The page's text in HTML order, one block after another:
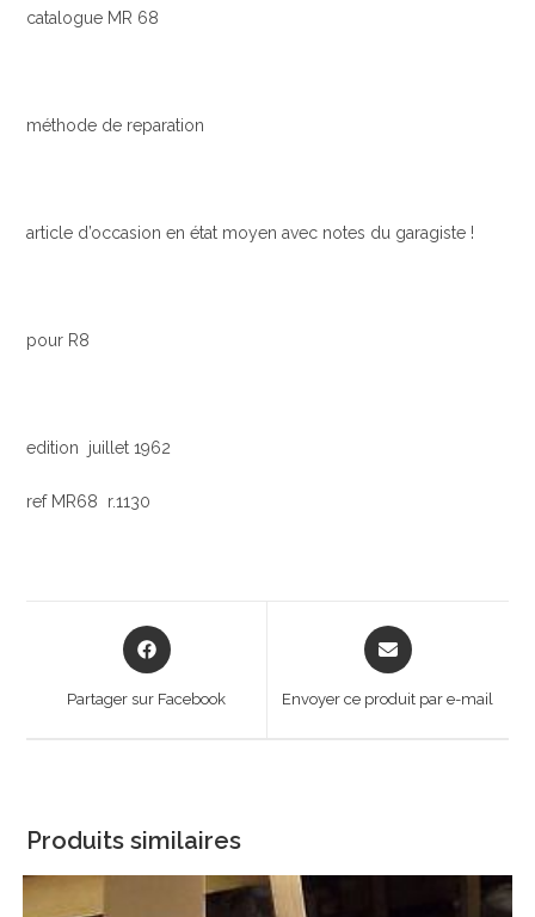
catalogue MR 68
méthode de reparation
article d’occasion en état moyen avec notes du garagiste !
pour R8
edition juillet 1962
ref MR68 r.1130
Opens
in
Partager sur Facebook
Opens
in
new
Envoyer ce produit par e-mail
Produits similaires